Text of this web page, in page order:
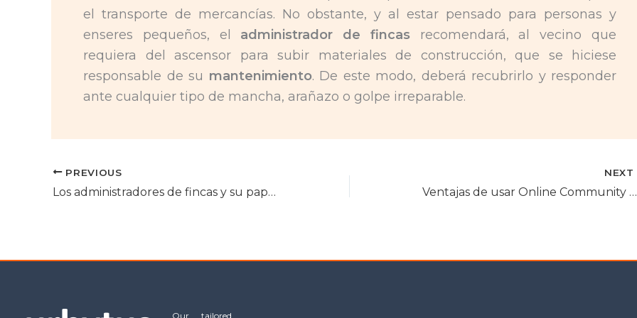
el transporte de mercancías. No obstante, y al estar pensado para personas y
enseres pequeños, el administrador de fincasrecomendará, al vecino que
requiera del ascensor para subir materiales de construcción, que se hiciese
responsable de su mantenimiento. De este modo, deberá recubrirlo y responder
ante cualquier tipo de mancha, arañazo o golpe irreparable.
PREVIOUS
Los administradores de fincas y su papel contra los impagados
NEXT
Ventajas de usar Online Community Manager
Our tailored